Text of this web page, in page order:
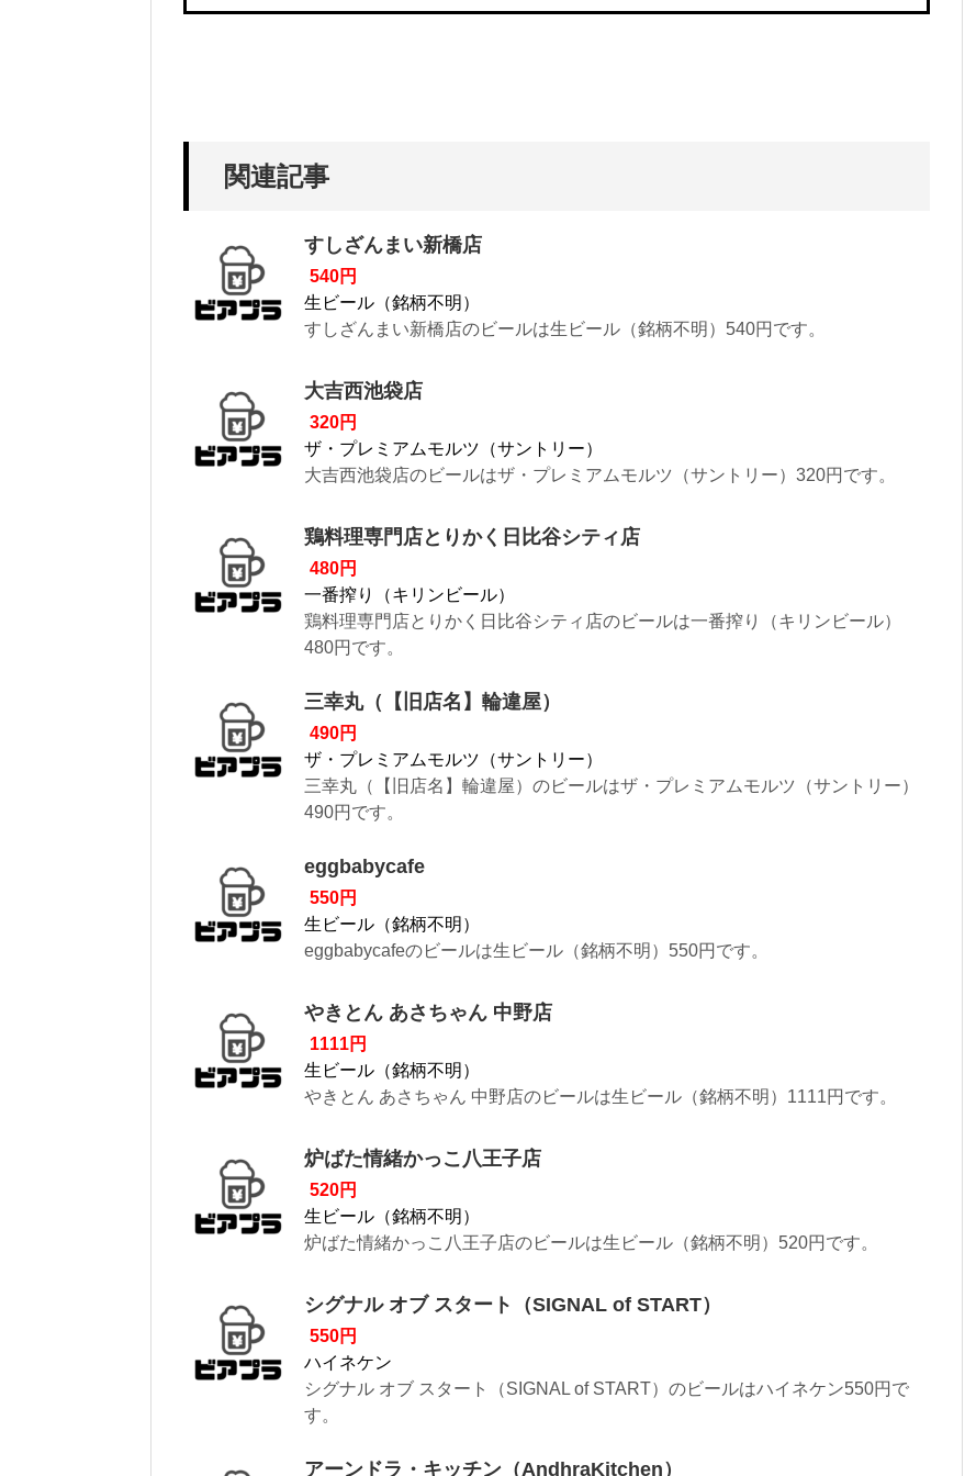
関連記事
すしざんまい新橋店
540円
生ビール（銘柄不明）
すしざんまい新橋店のビールは生ビール（銘柄不明）540円です。
大吉西池袋店
320円
ザ・プレミアムモルツ（サントリー）
大吉西池袋店のビールはザ・プレミアムモルツ（サントリー）320円です。
鶏料理専門店とりかく日比谷シティ店
480円
一番搾り（キリンビール）
鶏料理専門店とりかく日比谷シティ店のビールは一番搾り（キリンビール）
480円です。
三幸丸（【旧店名】輪違屋）
490円
ザ・プレミアムモルツ（サントリー）
三幸丸（【旧店名】輪違屋）のビールはザ・プレミアムモルツ（サントリー）
490円です。
eggbabycafe
550円
生ビール（銘柄不明）
eggbabycafeのビールは生ビール（銘柄不明）550円です。
やきとん あさちゃん 中野店
1111円
生ビール（銘柄不明）
やきとん あさちゃん 中野店のビールは生ビール（銘柄不明）1111円です。
炉ばた情緒かっこ八王子店
520円
生ビール（銘柄不明）
炉ばた情緒かっこ八王子店のビールは生ビール（銘柄不明）520円です。
シグナル オブ スタート（SIGNAL of START）
550円
ハイネケン
シグナル オブ スタート（SIGNAL of START）のビールはハイネケン550円で
す。
アーンドラ・キッチン（AndhraKitchen）